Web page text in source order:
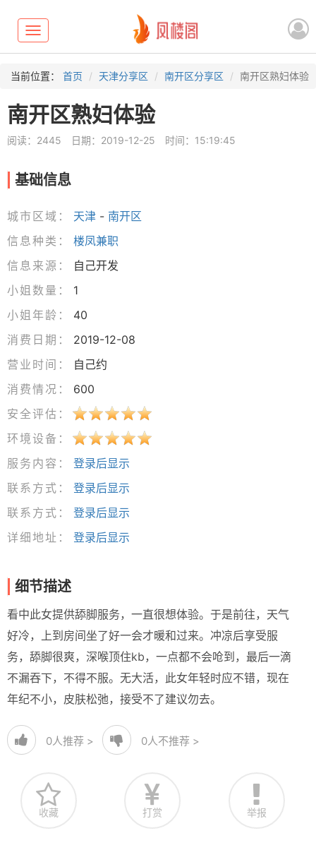
Toggle
navigation
当前位置： 首页 天津分享区 南开区分享区 南开区熟妇体验
南开区熟妇体验
阅读：2445 日期：2019-12-25 时间：15:19:45
基础信息
城市区域： 天津 - 南开区
信息种类：
楼凤兼职
信息来源：
自己开发
小姐数量：
1
小姐年龄：
40
消费日期：
2019-12-08
营业时间：
自己约
消费情况：
600
安全评估：
环境设备：
服务内容：
登录后显示
联系方式：
登录后显示
联系方式：
登录后显示
详细地址：
登录后显示
细节描述
看中此女提供舔脚服务，一直很想体验。于是前往，天气
好冷，上到房间坐了好一会才暖和过来。冲凉后享受服
务，舔脚很爽，深喉顶住kb，一点都不会呛到，最后一滴
不漏吞下，不得不服。无大活，此女年轻时应不错，现在
年纪不小，皮肤松弛，接受不了建议勿去。
0人推荐 > 0人不推荐 >
收藏 打赏 举报